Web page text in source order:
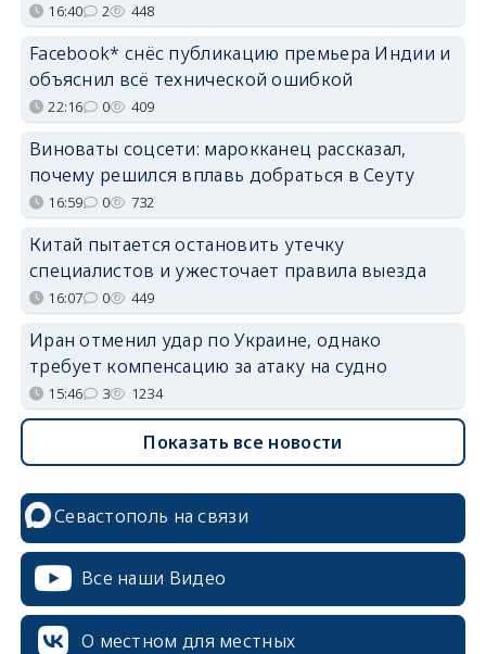
16:40 2 448
Facebook* снёс публикацию премьера Индии и
объяснил всё технической ошибкой
22:16 0 409
Виноваты соцсети: марокканец рассказал,
почему решился вплавь добраться в Сеуту
16:59 0 732
Китай пытается остановить утечку
специалистов и ужесточает правила выезда
16:07 0 449
Иран отменил удар по Украине, однако
требует компенсацию за атаку на судно
15:46 3 1234
Показать все новости
Севастополь на связи
Все наши Видео
О местном для местных